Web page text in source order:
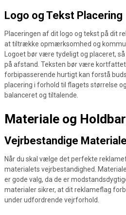
Logo og Tekst Placering
Placeringen af dit logo og tekst på dit
at tiltrække opmærksomhed og
Logoet bør være tydeligt og placeret,
på afstand. Teksten bør være
forbipasserende hurtigt kan forstå
placering i forhold til flagets størrelse
balanceret og tiltalende.
Materiale og
Vejrbestandige
Når du skal vælge det perfekte
materialets vejrbestandighed.
er gode valg, da de er
materialer sikrer, at dit reklameflag
under udfordrende vejrforhold.